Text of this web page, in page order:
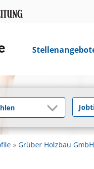
Grüber Holzbau GmbH